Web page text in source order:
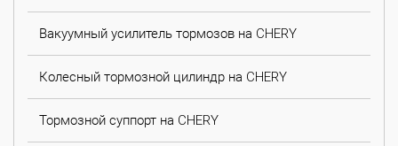
Вакуумный усилитель тормозов на CHERY
Колесный тормозной цилиндр на CHERY
Тормозной суппорт на CHERY